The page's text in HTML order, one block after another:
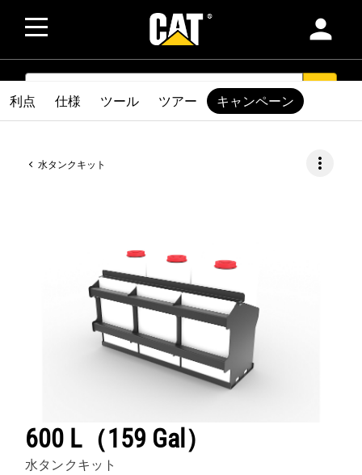
person
SEARCH
水タンクキット more_vert
600 L（159 Gal）
水タンクキット
利点 仕様 ツール ツアー キャンペーン